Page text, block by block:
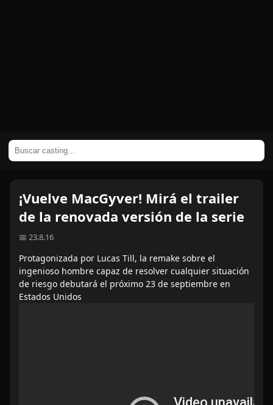
¡Vuelve MacGyver! Mirá el trailer
de la renovada versión de la serie
📅 23.8.16
Protagonizada por Lucas Till, la remake sobre el
ingenioso hombre capaz de resolver cualquier situación
de riesgo debutará el próximo 23 de septiembre en
Estados Unidos